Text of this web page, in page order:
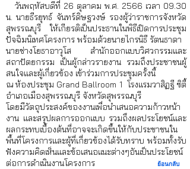
วันพฤหัสบดีที่ 26 ตุลาคม พ.ศ. 2566 เวลา 09.30
น. นายธีรยุทธ์ จันทร์ดิษฐวงษ์ รองผู้ว่าราชการจังหวัด
สุพรรณบุรี ให้เกียรติเป็นประธานในพิธีเปิดการประชุม
ปัจฉิมนิเทศโครงการ พร้อมด้วยนายไกรนิธี รัตนธาดา
นายช่างโยธาอาวุโส สํานักออกแบบวิศวกรรมและ
สถาปัตยกรรม เป็นผู้กล่าวรายงาน รวมถึงประชาชนผู้
สนใจและผู้เกี่ยวข้อง เข้าร่วมการประชุมครั้งนี้
ณห้องประชุม Grand Ballroom 1 โรงแรมวาสิฏฐี ซิตี้
อำเภอเมืองสุพรรณบุรี จังหวัดสุพรรณบุรี
โดยมีวัตถุประสงค์ของงานเพื่อนำเสนอความก้าวหน้า
งาน และสรุปผลการออกแบบ รวมถึงผลประโยชน์และ
ผลกระทบเบื้องต้นที่อาจจะเกิดขึ้นให้กับประชาชนใน
พื้นที่โครงการและผู้ที่เกี่ยวข้องได้รับทราบ พร้อมทั้งรับ
ฟังความคิดเห็นและข้อเสนอแนะต่างๆอันเป็นประโยชน์
ต่อการดําเนินงานโครงการ
ย้อนกลับ